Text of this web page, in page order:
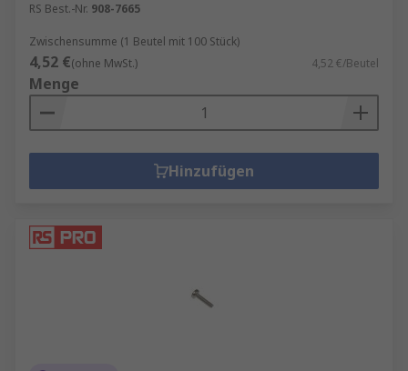
RS Best.-Nr. 908-7665
Zwischensumme (1 Beutel mit 100 Stück)
4,52 €(ohne MwSt.) 4,52 €/Beutel
Menge
Hinzufügen